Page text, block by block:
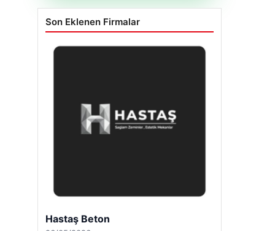
Son Eklenen Firmalar
Enes Kaplan Avukatlık Bürosu